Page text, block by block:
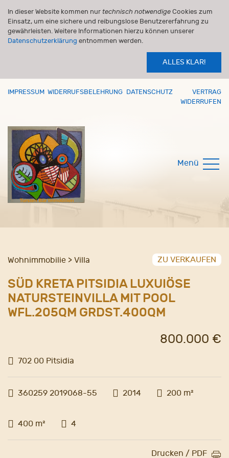
In dieser Website kommen nur technisch notwendige Cookies zum
Einsatz, um eine sichere und reibungslose Benutzererfahrung zu
gewährleisten. Weitere Informationen hierzu können unserer
Datenschutzerklärung entnommen werden.
ALLES KLAR!
IMPRESSUM WIDERRUFSBELEHRUNG DATENSCHUTZ
VERTRAG
WIDERRUFEN
Menü
Wohnimmobilie > Villa ZU VERKAUFEN
SÜD KRETA PITSIDIA LUXUIÖSE
NATURSTEINVILLA MIT POOL
WFL.205QM GRDST.400QM
702 00 Pitsidia
800.000 €
360259 2019068-55 2014 200 m²
400 m² 4
Drucken / PDF